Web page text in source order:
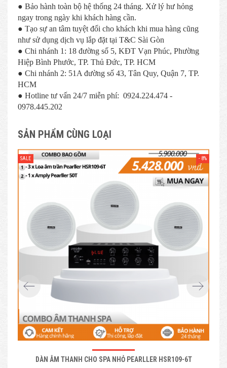
● Bảo hành toàn bộ hệ thống 24 tháng. Xử lý hư hỏng
ngay trong ngày khi khách hàng cần.
● Tạo sự an tâm tuyệt đối cho khách khi mua hàng cũng
như sử dụng dịch vụ lắp đặt tại T&C Sài Gòn
● Chi nhánh 1: 18 đường số 5, KĐT Vạn Phúc, Phường
Hiệp Bình Phước, TP. Thủ Đức, TP. HCM
● Chi nhánh 2: 51A đường số 43, Tân Quy, Quận 7, TP.
HCM
● Hotline tư vấn 24/7 miễn phí: 0924.224.474 -
0978.445.202
SẢN PHẨM CÙNG LOẠI
DÀN ÂM THANH CHO SPA NHỎ PEARLLER HSR109-6T
SALE - 8%